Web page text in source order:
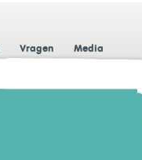
Vragen Media